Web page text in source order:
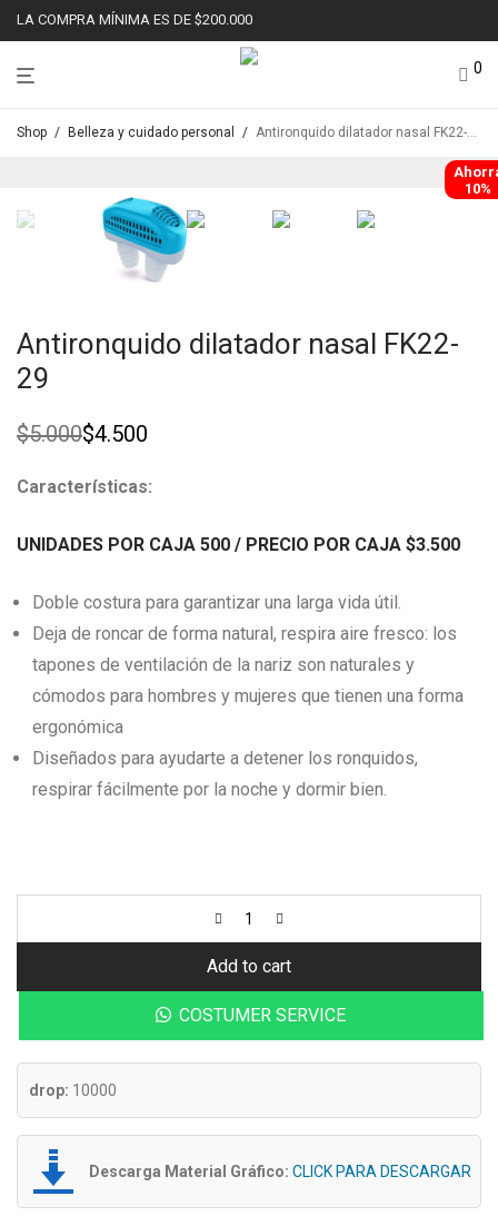
LA COMPRA MÍNIMA ES DE $200.000
0
Shop / Belleza y cuidado personal / Antironquido dilatador nasal FK22-29
10%
Antironquido dilatador nasal FK22-
29
$5.000
Original
was:
$4.500
Current
is:
Características:
UNIDADES POR CAJA 500 / PRECIO POR CAJA $3.500
Doble costura para garantizar una larga vida útil.
Deja de roncar de forma natural, respira aire fresco: los
tapones de ventilación de la nariz son naturales y
cómodos para hombres y mujeres que tienen una forma
ergonómica
Diseñados para ayudarte a detener los ronquidos,
respirar fácilmente por la noche y dormir bien.
Add to cart
COSTUMER SERVICE
drop: 10000
Descarga Material Gráfico: CLICK PARA DESCARGAR